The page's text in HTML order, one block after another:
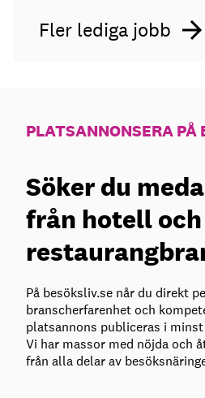
Fler lediga jobb
PLATSANNONSERA PÅ
Söker du
från hotell och
På besöksliv.se når du direkt
branscherfarenhet och
platsannons publiceras i
Vi har massor med nöjda och
från alla delar av